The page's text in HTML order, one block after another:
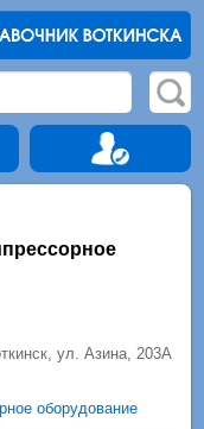
ул. Азина, 203А
оборудование